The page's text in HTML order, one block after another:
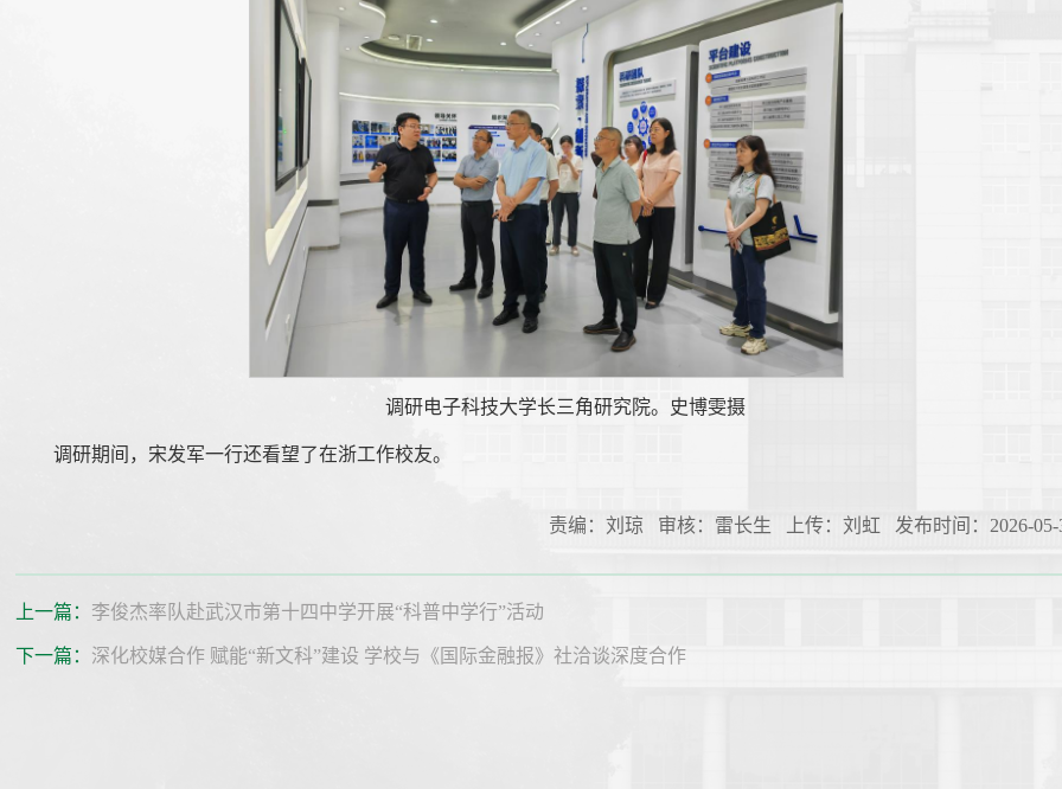
调研电子科技大学长三角研究院。史博雯摄
调研期间，宋发军一行还看望了在浙工作校友。
责编：刘琼 审核：雷长生 上传：刘虹 发布时间：2026-05-
上一篇： 李俊杰率队赴武汉市第十四中学开展“科普中学行”活动
下一篇： 深化校媒合作 赋能“新文科”建设 学校与《国际金融报》社洽谈深度合作